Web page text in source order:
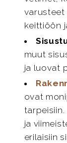
keittiöön
muut
ja luovat
ovat
ja
erilaisiin